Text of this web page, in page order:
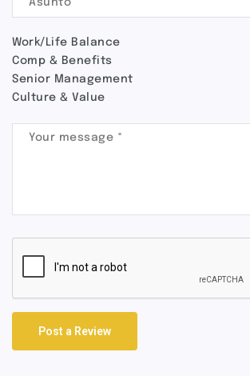
Work/Life Balance
Comp & Benefits
Senior Management
Culture & Value
Post a Review